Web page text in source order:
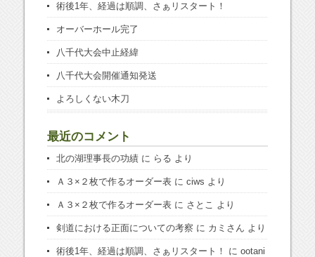
術後1年、経過は順調、さぁリスタート！
オーバーホール完了
八千代大会中止経緯
八千代大会開催通知発送
よろしくない木刀
最近のコメント
北の湖理事長の功績 に らる より
Ａ３×２枚で作るオーダー表 にciws より
Ａ３×２枚で作るオーダー表 に さとこ より
剣道における正面についての考察 に カミさん より
術後1年、経過は順調、さぁリスタート！ にootani